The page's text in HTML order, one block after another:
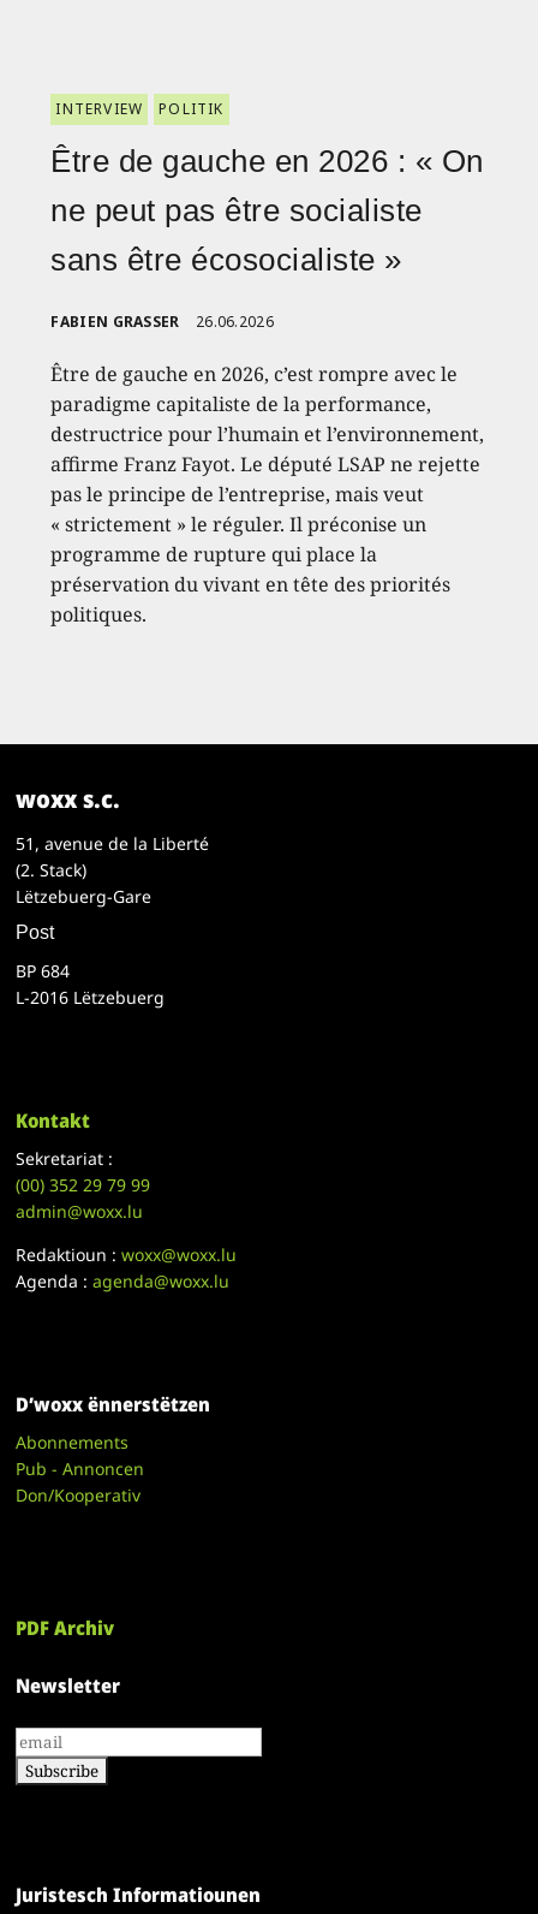
INTERVIEW POLITIK
Être de gauche en 2026 : « On
ne peut pas être socialiste
sans être écosocialiste »
FABIEN GRASSER 26.06.2026
Être de gauche en 2026, c’est rompre avec le
paradigme capitaliste de la performance,
destructrice pour l’humain et l’environnement,
affirme Franz Fayot. Le député LSAP ne rejette
pas le principe de l’entreprise, mais veut
« strictement » le réguler. Il préconise un
programme de rupture qui place la
préservation du vivant en tête des priorités
politiques.
woxx s.c.
51, avenue de la Liberté
(2. Stack)
Lëtzebuerg-Gare
Post
BP 684
L-2016 Lëtzebuerg
Kontakt
Sekretariat :
(00)352 29 79 99
admin@woxx.lu
Redaktioun :woxx@woxx.lu
Agenda :agenda@woxx.lu
D’woxx ënnerstëtzen
Abonnements
Pub - Annoncen
Don/Kooperativ
PDF Archiv
Newsletter
Juristesch Informatiounen